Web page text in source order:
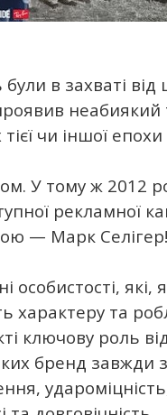
в захваті від
неабиякий
чи іншої
У тому ж 2012
рекламної
— Марк
особистості, які,
характеру та
ключову роль
бренд завжди